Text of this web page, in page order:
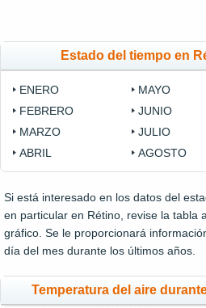
Estado del tiempo en
ENERO
FEBRERO
MARZO
ABRIL
MAYO
JUNIO
JULIO
AGOSTO
Si está interesado en los datos del
en particular en Rétino, revise la tabla
gráfico. Se le proporcionará
día del mes durante los últimos años.
Temperatura del aire